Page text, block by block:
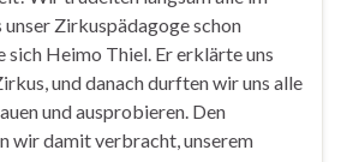
unser Zirkuspädagoge schon
sich Heimo Thiel. Er erklärte uns
und danach durften wir uns alle
und ausprobieren. Den
wir damit verbracht, unserem